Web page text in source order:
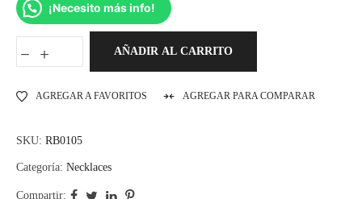
¡Necesito más info!
AÑADIR AL CARRITO
AGREGAR A FAVORITOS AGREGAR PARA COMPARAR
SKU: RB0105
Categoría: Necklaces
Compartir: